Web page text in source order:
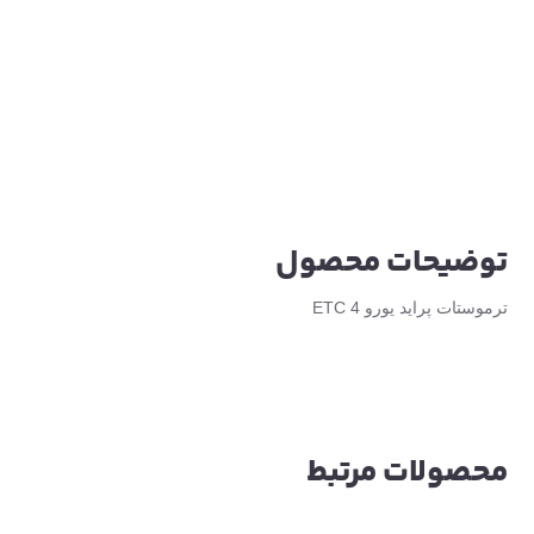
توضیحات محصول
ترموستات پراید یورو 4 ETC
محصولات مرتبط